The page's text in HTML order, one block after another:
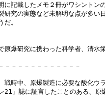
に記載したメモ２冊がワシントン
研究の実態など未解明な点が多い
。
爆研究に携わった科学者、清水
－－－－－－－－－
時中、原爆製造に必要な酸化ウ
21」誌に証言したことのある、原